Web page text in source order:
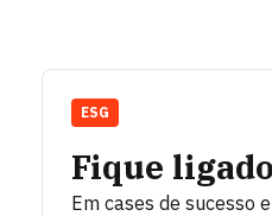
Fique ligado
Em cases de sucesso
ESG